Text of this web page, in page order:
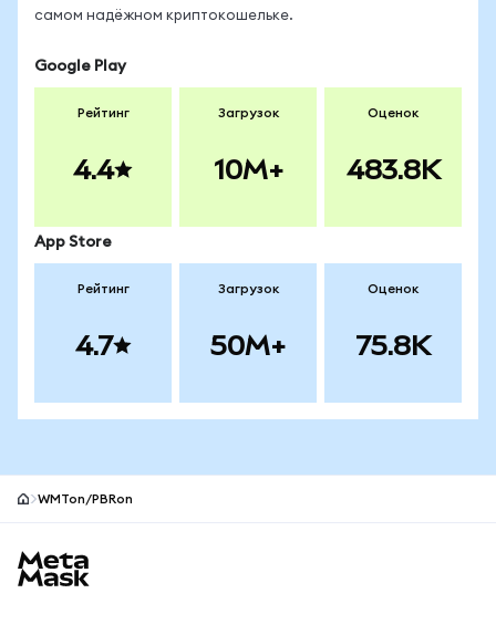
самом надёжном криптокошельке.
Google Play
Рейтинг
4.4
Загрузок
10M+
Оценок
483.8K
App Store
Рейтинг
4.7
Загрузок
50M+
Оценок
75.8K
WMTon/PBRon